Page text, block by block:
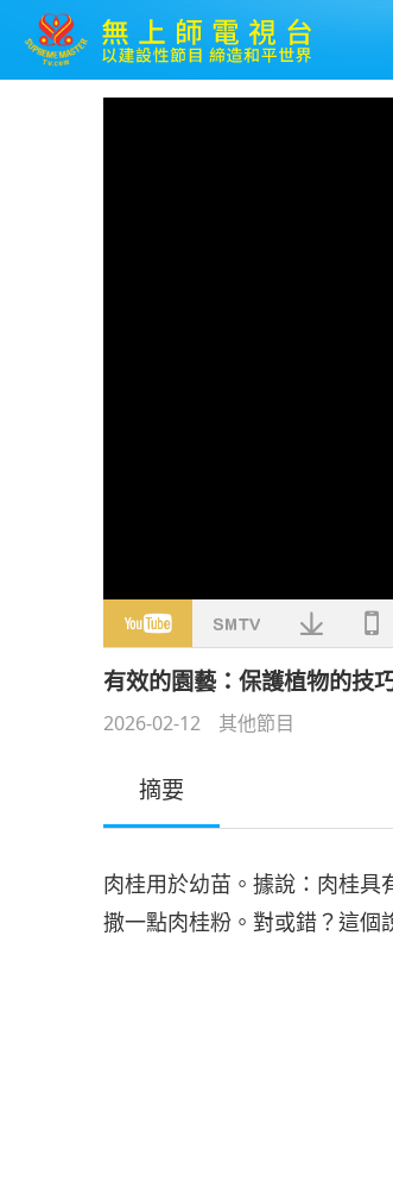
有效的園藝：保護植物的技
2026-02-12 其他節目
摘要
肉桂用於幼苗。據說：肉桂具
撒一點肉桂粉。對或錯？這個